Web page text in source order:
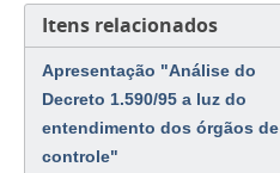
Itens relacionados
Apresentação "Análise do
Decreto 1.590/95 a luz do
entendimento dos órgãos de
controle"